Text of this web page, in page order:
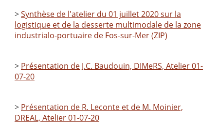
>Synthèse de l'atelier du 01 juillet 2020 sur la
logistique et de la desserte multimodale de la zone
industrialo-portuaire de Fos-sur-Mer (ZIP)
> Présentation de J.C. Baudouin, DIMeRS, Atelier 01-
07-20
> Présentation de R. Leconte et de M. Moinier,
DREAL, Atelier 01-07-20